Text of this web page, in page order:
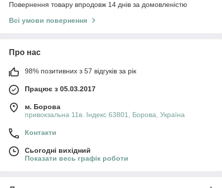
Повернення товару впродовж 14 днів за домовленістю
Всі умови повернення
Про нас
98% позитивних з 57 відгуків за рік
Працює з 05.03.2017
м. Борова
привокзальна 11в. Індекс 63801, Борова, Україна
Контакти
Сьогодні вихідний
Показати весь графік роботи